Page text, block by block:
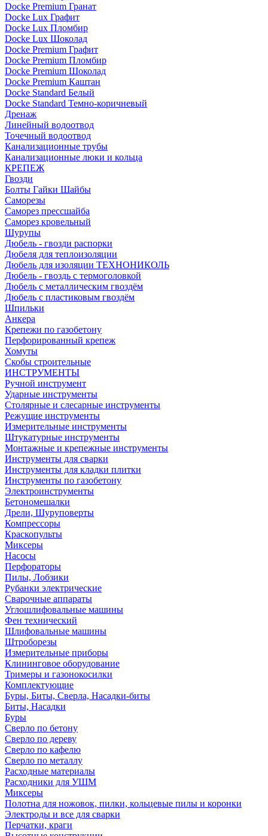
Docke Premium Гранат
Docke Lux Графит
Docke Lux Пломбир
Docke Lux Шоколад
Docke Premium Графит
Docke Premium Пломбир
Docke Premium Шоколад
Docke Premium Каштан
Docke Standard Белый
Docke Standard Темно-коричневый
Дренаж
Линейный водоотвод
Точечный водоотвод
Канализационные трубы
Канализационные люки и кольца
КРЕПЕЖ
Гвозди
Болты Гайки Шайбы
Саморезы
Саморез прессшайба
Саморез кровельный
Шурупы
Дюбель - гвозди распорки
Дюбеля для теплоизоляции
Дюбель для изоляции ТЕХНОНИКОЛЬ
Дюбель - гвоздь с термоголовкой
Дюбель с металлическим гвоздём
Дюбель с пластиковым гвоздём
Шпильки
Анкера
Крепежи по газобетону
Перфорированный крепеж
Хомуты
Скобы строительные
ИНСТРУМЕНТЫ
Ручной инструмент
Ударные инструменты
Столярные и слесарные инструменты
Режущие инструменты
Измерительные инструменты
Штукатурные инструменты
Монтажные и крепежные инструменты
Инструменты для сварки
Инструменты для кладки плитки
Инструменты по газобетону
Электроинструменты
Бетономешалки
Дрели, Шуруповерты
Компрессоры
Краскопульты
Миксеры
Насосы
Перфораторы
Пилы, Лобзики
Рубанки электрические
Сварочные аппараты
Углошлифовальные машины
Фен технический
Шлифовальные машины
Штроборезы
Измерительные приборы
Клининговое оборудование
Тримеры и газонокосилки
Комплектующие
Буры, Биты, Сверла, Насадки-биты
Биты, Насадки
Буры
Сверло по бетону
Сверло по дереву
Сверло по кафелю
Сверло по металлу
Расходные материалы
Расходники для УШМ
Миксеры
Полотна для ножовок, пилки, кольцевые пилы и коронки
Электроды и все для сварки
Перчатки, краги